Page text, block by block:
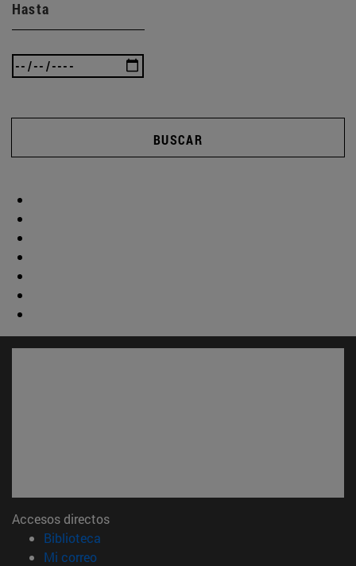
Hasta
BUSCAR
Accesos directos
Biblioteca
Mi correo(abre en nueva ventana)